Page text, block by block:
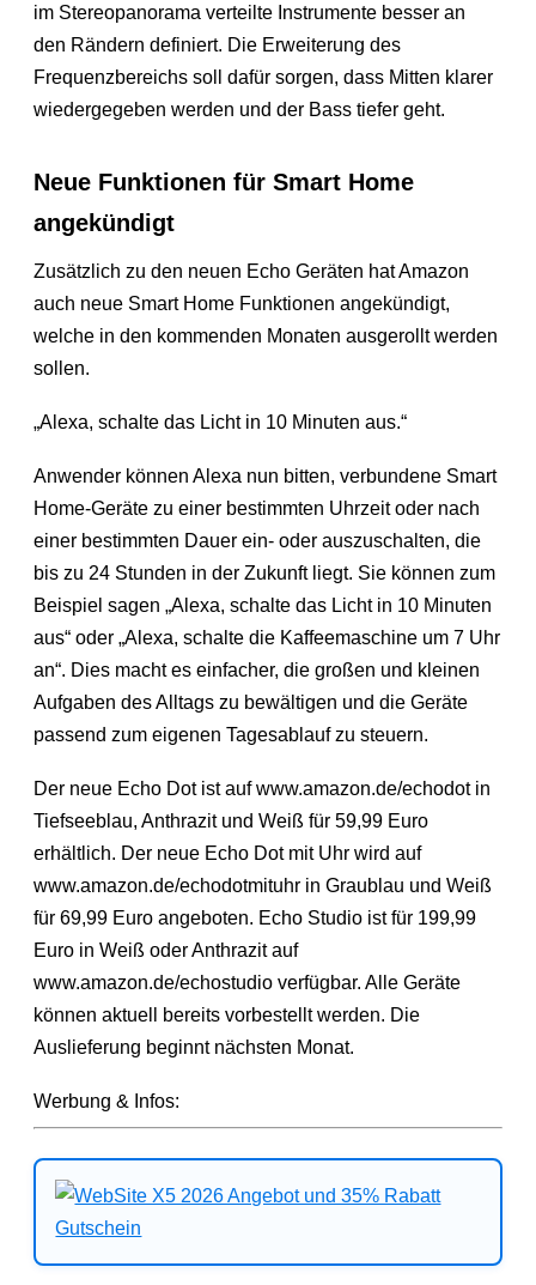
im Stereopanorama verteilte Instrumente besser an
den Rändern definiert. Die Erweiterung des
Frequenzbereichs soll dafür sorgen, dass Mitten klarer
wiedergegeben werden und der Bass tiefer geht.
Neue Funktionen für Smart Home
angekündigt
Zusätzlich zu den neuen Echo Geräten hat Amazon
auch neue Smart Home Funktionen angekündigt,
welche in den kommenden Monaten ausgerollt werden
sollen.
„Alexa, schalte das Licht in 10 Minuten aus.“
Anwender können Alexa nun bitten, verbundene Smart
Home-Geräte zu einer bestimmten Uhrzeit oder nach
einer bestimmten Dauer ein- oder auszuschalten, die
bis zu 24 Stunden in der Zukunft liegt. Sie können zum
Beispiel sagen „Alexa, schalte das Licht in 10 Minuten
aus“ oder „Alexa, schalte die Kaffeemaschine um 7 Uhr
an“. Dies macht es einfacher, die großen und kleinen
Aufgaben des Alltags zu bewältigen und die Geräte
passend zum eigenen Tagesablauf zu steuern.
Der neue Echo Dot ist auf www.amazon.de/echodot in
Tiefseeblau, Anthrazit und Weiß für 59,99 Euro
erhältlich. Der neue Echo Dot mit Uhr wird auf
www.amazon.de/echodotmituhr in Graublau und Weiß
für 69,99 Euro angeboten. Echo Studio ist für 199,99
Euro in Weiß oder Anthrazit auf
www.amazon.de/echostudio verfügbar. Alle Geräte
können aktuell bereits vorbestellt werden. Die
Auslieferung beginnt nächsten Monat.
Werbung & Infos: